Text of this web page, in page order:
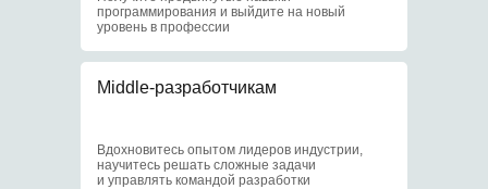
программирования и выйдите на новый
уровень в профессии
Middle-разработчикам
Вдохновитесь опытом лидеров индустрии,
научитесь решать сложные задачи
и управлять командой разработки
Доступ к библиотеке